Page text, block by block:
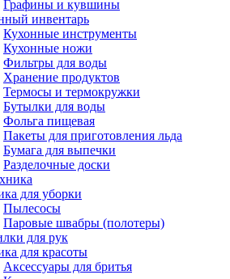
Графины и кувшины
инвентарь
Кухонные инструменты
Кухонные ножи
Фильтры для воды
Хранение продуктов
Термосы и термокружки
Бутылки для воды
Фольга пищевая
Пакеты для приготовления льда
Бумага для выпечки
Разделочные доски
для уборки
Пылесосы
Паровые швабры (полотеры)
для рук
для красоты
Аксессуары для бритья